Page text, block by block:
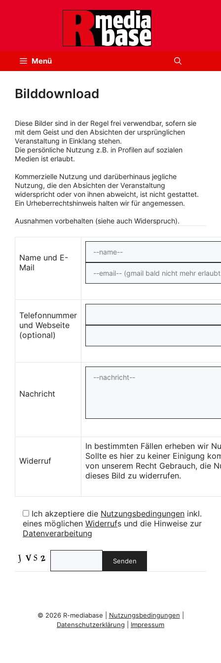
Menü
Bilddownload
Diese Bilder sind in der Regel frei verwendbar, sofern sie
mit dem Geist und den Absichten der ursprünglichen
Veranstaltung in Einklang stehen.
Die persönliche Nutzung z.B. in Profilen auf sozialen
Medien ist erlaubt.
Kommerzielle Nutzung und darüberhinaus jegliche
Nutzung, die den Absichten der Veranstaltung
widerspricht oder von ihnen abweicht, ist nicht gestattet.
Ein Urheberrechtshinweis halten wir für angemessen.
Ausnahmen vorbehalten (siehe auch Widerspruch).
Name und E-
Mail
Telefonnummer
und Webseite
(optional)
Nachricht
Widerruf
In bestimmten Fällen erheben wir
Sollte es hier zu keiner Einigung
von unserem Recht Gebrauch, die
dieses Bild zu widerrufen.
Ich akzeptiere die Nutzungsbedingungen inkl.
eines möglichen Widerrufs und die Hinweise zur
Datenverarbeitung
© 2026 R-mediabase | Nutzungsbedingungen
Datenschutzerklärung
Impressum